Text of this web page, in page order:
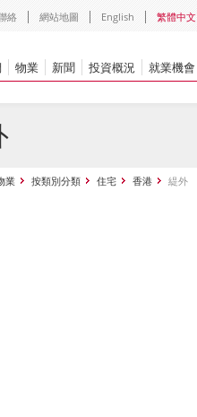
絡 網站地圖 English 繁體中文
物業 新聞 投資概況 就業機會
業 按類別分類 住宅 香港 緹外